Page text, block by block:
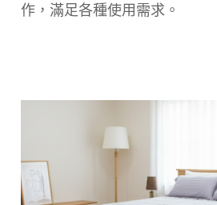
作，滿足各種使用需求。